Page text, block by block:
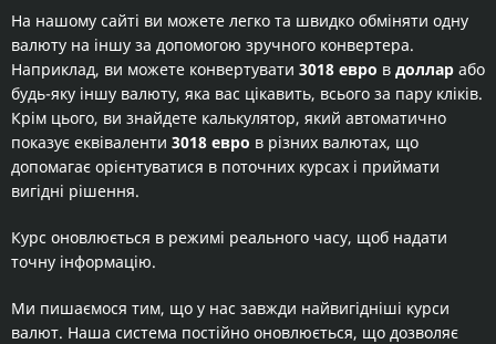
На нашому сайті ви можете легко та швидко обміняти одну
валюту на іншу за допомогою зручного конвертера.
Наприклад, ви можете конвертувати 3018 евро в доллар або
будь-яку іншу валюту, яка вас цікавить, всього за пару кліків.
Крім цього, ви знайдете калькулятор, який автоматично
показує еквіваленти 3018 евро в різних валютах, що
допомагає орієнтуватися в поточних курсах і приймати
вигідні рішення.
Курс оновлюється в режимі реального часу, щоб надати
точну інформацію.
Ми пишаємося тим, що у нас завжди найвигідніші курси
валют. Наша система постійно оновлюється, що дозволяє